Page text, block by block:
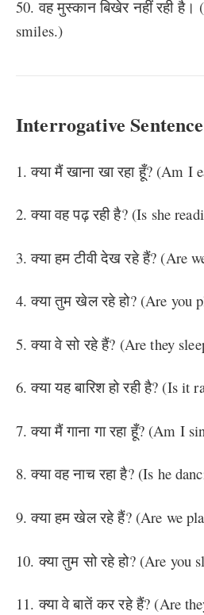
50. वह मुस्कान बिखेर नहीं रही है।
smiles.)
Interrogative
1. क्या मैं खाना खा रहा हूँ? (Am I
2. क्या वह पढ़ रही है? (Is she
3. क्या हम टीवी देख रहे हैं? (Are
4. क्या तुम खेल रहे हो? (Are you
5. क्या वे सो रहे हैं? (Are they
6. क्या यह बारिश हो रही है? (Is it
7. क्या मैं गाना गा रहा हूँ? (Am I
8. क्या वह नाच रहा है? (Is he
9. क्या हम खेल रहे हैं? (Are we
10. क्या तुम सो रहे हो? (Are you
11. क्या वे बातें कर रहे हैं? (Are